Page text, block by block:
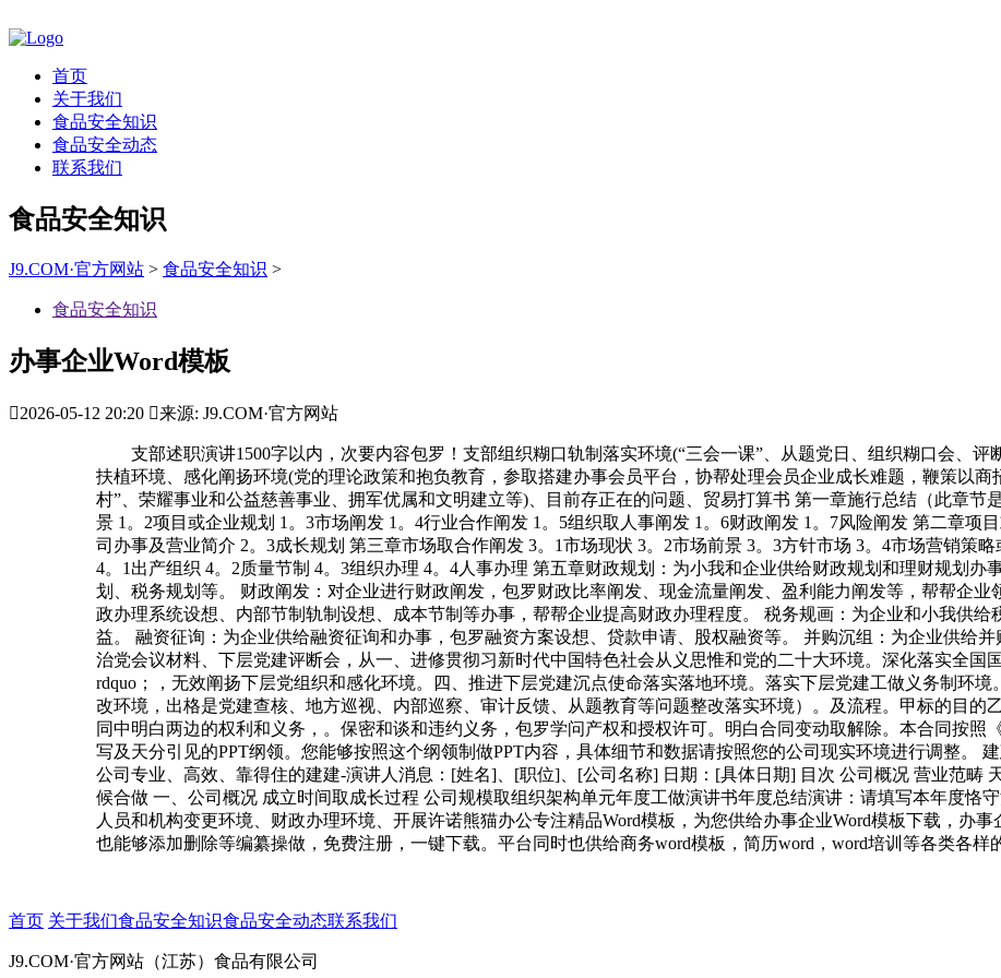
首页
关于我们
食品安全知识
食品安全动态
联系我们
食品安全知识
J9.COM·官方网站 > 食品安全知识 >
食品安全知识
办事企业Word模板
2026-05-12 20:20 来源: J9.COM·官方网站
支部述职演讲1500字以内，次要内容包罗！支部组织糊口轨制落实环境(“三会一课”、从题党日、组织糊口会、评
扶植环境、感化阐扬环境(党的理论政策和抱负教育，参取搭建办事会员平台，协帮处理会员企业成长难题，鞭策以
村”、荣耀事业和公益慈善事业、拥军优属和文明建立等)、目前存正在的问题、贸易打算书 第一章施行总结（此章节
景 1。2项目或企业规划 1。3市场阐发 1。4行业合作阐发 1。5组织取人事阐发 1。6财政阐发 1。7风险阐发 第二章项
司办事及营业简介 2。3成长规划 第三章市场取合作阐发 3。1市场现状 3。2市场前景 3。3方针市场 3。4市场营销策
4。1出产组织 4。2质量节制 4。3组织办理 4。4人事办理 第五章财政规划：为小我和企业供给财政规划和理财规划
划、税务规划等。 财政阐发：对企业进行财政阐发，包罗财政比率阐发、现金流量阐发、盈利能力阐发等，帮帮企
政办理系统设想、内部节制轨制设想、成本节制等办事，帮帮企业提高财政办理程度。 税务规画：为企业和小我供
益。 融资征询：为企业供给融资征询和办事，包罗融资方案设想、贷款申请、股权融资等。 并购沉组：为企业供给
治党会议材料、下层党建评断会，从一、进修贯彻习新时代中国特色社会从义思惟和党的二十大环境。深化落实全国国
rdquo；，无效阐扬下层党组织和感化环境。四、推进下层党建沉点使命落实落地环境。落实下层党建工做义务制环
改环境，出格是党建查核、地方巡视、内部巡察、审计反馈、从题教育等问题整改落实环境）。及流程。甲标的目的
同中明白两边的权利和义务，。保密和谈和违约义务，包罗学问产权和授权许可。明白合同变动取解除。本合同按照
写及天分引见的PPT纲领。您能够按照这个纲领制做PPT内容，具体细节和数据请按照您的公司现实环境进行调整。
公司专业、高效、靠得住的建建-演讲人消息：[姓名]、[职位]、[公司名称] 日期：[具体日期] 目次 公司概况 营业范畴
候合做 一、公司概况 成立时间取成长过程 公司规模取组织架构单元年度工做演讲书年度总结演讲：请填写本年度恪
人员和机构变更环境、财政办理环境、开展许诺熊猫办公专注精品Word模板，为您供给办事企业Word模板下载，办
也能够添加删除等编纂操做，免费注册，一键下载。平台同时也供给商务word模板，简历word，word培训等各类各样
首页 关于我们食品安全知识食品安全动态联系我们
J9.COM·官方网站（江苏）食品有限公司